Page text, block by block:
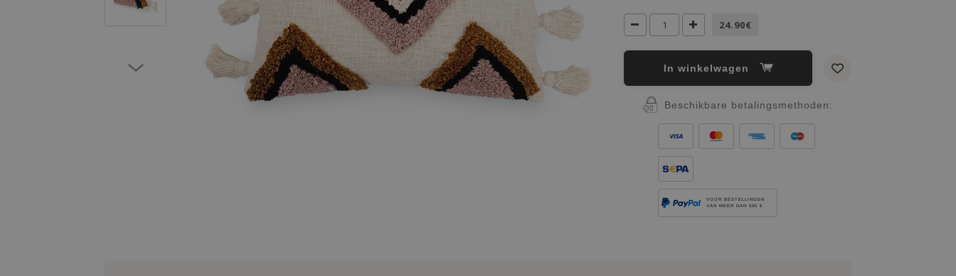
24.90€
In winkelwagen
Beschikbare betalingsmethoden:
VOOR BESTELLINGEN
VAN MEER DAN 500 €